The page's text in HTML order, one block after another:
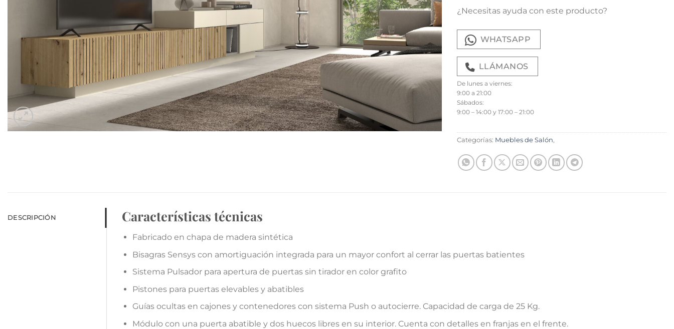
¿Necesitas ayuda con este producto?
WHATSAPP
LLÁMANOS
De lunes a viernes:
9:00 a 21:00
Sábados:
9:00 – 14:00 y 17:00 – 21:00
Categorías: Muebles de Salón,
DESCRIPCIÓN Características técnicas
Fabricado en chapa de madera sintética
Bisagras Sensys con amortiguación integrada para un mayor confort al cerrar las puertas batientes
Sistema Pulsador para apertura de puertas sin tirador en color grafito
Pistones para puertas elevables y abatibles
Guías ocultas en cajones y contenedores con sistema Push o autocierre. Capacidad de carga de 25 Kg.
Módulo con una puerta abatible y dos huecos libres en su interior. Cuenta con detalles en franjas en el frente.